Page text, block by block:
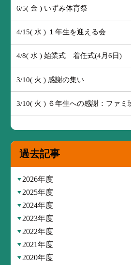
6/5( 金 ) いずみ体育祭
4/15( 水 ) １年生を迎える会
4/8( 水 ) 始業式 着任式(4月6日)
3/10( 火 ) 感謝の集い
3/10( 火 ) ６年生への感謝：ファミ
過去記事
2026年度
2025年度
2024年度
2023年度
2022年度
2021年度
2020年度